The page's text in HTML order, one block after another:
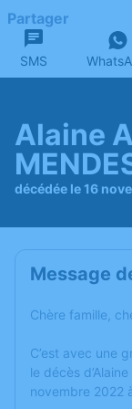
Partager
SMS
Alaine
décédée le 16
Message
Chère famille,
C’est avec une
le décès
novembre 2022